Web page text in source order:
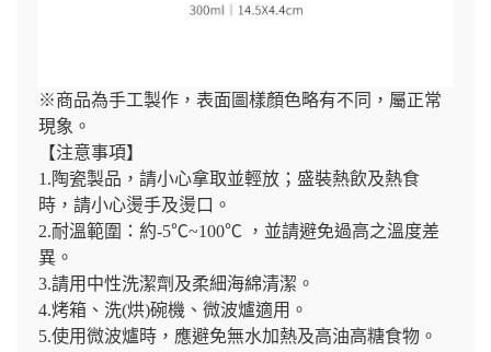
※商品為手工製作，表面圖樣顏色略有不同，屬正常
現象。
【注意事項】
1.陶瓷製品，請小心拿取並輕放；盛裝熱飲及熱食
時，請小心燙手及燙口。
2.耐溫範圍：約-5℃~100℃ ，並請避免過高之溫度差
異。
3.請用中性洗潔劑及柔細海綿清潔。
4.烤箱、洗(烘)碗機、微波爐適用。
5.使用微波爐時，應避免無水加熱及高油高糖食物。